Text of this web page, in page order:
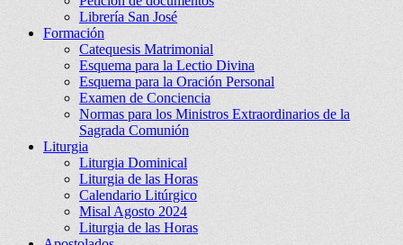
Librería San José
Formación
Catequesis Matrimonial
Esquema para la Lectio Divina
Esquema para la Oración Personal
Examen de Conciencia
Normas para los Ministros Extraordinarios de la
Sagrada Comunión
Liturgia
Liturgia Dominical
Liturgia de las Horas
Calendario Litúrgico
Misal Agosto 2024
Liturgia de las Horas